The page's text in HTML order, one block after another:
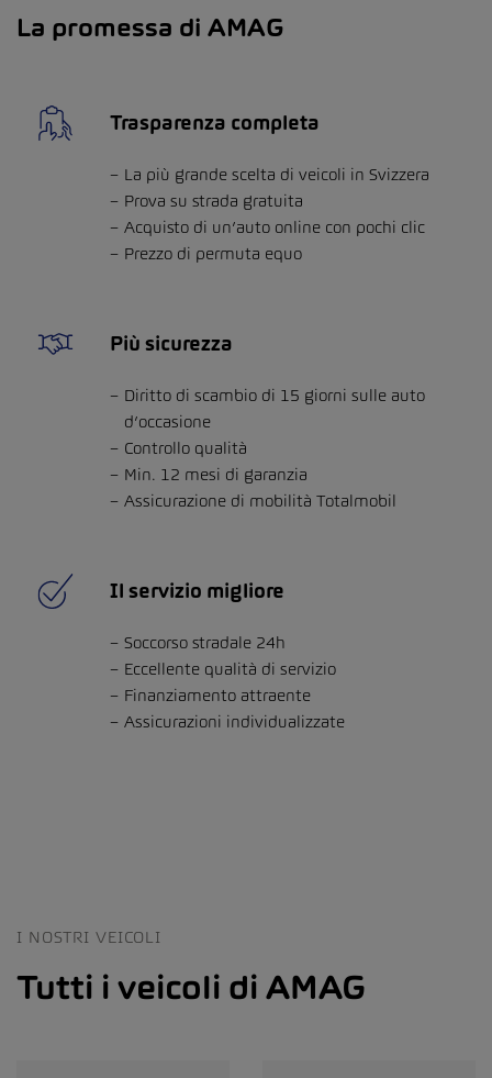
La promessa di AMAG
Trasparenza completa
La più grande scelta di veicoli in Svizzera
Prova su strada gratuita
Acquisto di un’auto online con pochi clic
Prezzo di permuta equo
Più sicurezza
Diritto di scambio di 15 giorni sulle auto
d’occasione
Controllo qualità
Min. 12 mesi di garanzia
Assicurazione di mobilità Totalmobil
Il servizio migliore
Soccorso stradale 24h
Eccellente qualità di servizio
Finanziamento attraente
Assicurazioni individualizzate
I NOSTRI VEICOLI
Tutti i veicoli di AMAG